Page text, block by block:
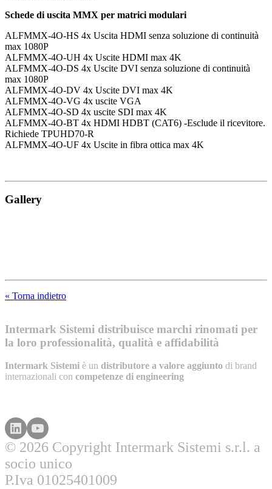
Schede di uscita MMX per matrici modulari
ALFMMX-4O-HS 4x Uscita HDMI senza soluzione di continuità
max 1080P
ALFMMX-4O-UH 4x Uscite HDMI max 4K
ALFMMX-4O-DS 4x Uscite DVI senza soluzione di continuità
max 1080P
ALFMMX-4O-DV 4x Uscite DVI max 4K
ALFMMX-4O-VG 4x uscite VGA
ALFMMX-4O-SD 4x uscite SDI max 4K
ALFMMX-4O-BT 4x HDMI HDBT (CAT6) -Esclude il ricevitore.
Richiede TPUHD70-R
ALFMMX-4O-UF 4x Uscite in fibra ottica max 4K
Gallery
« Torna indietro
Intermark Sistemi distribuisce marchi rinomati per
la loro professionalità, qualità e affidabilità
Intermark Sistemi è un distributore a valore aggiunto di brand
internazionali con competenze di engineering
© 2026 Copyright Intermark Sistemi s.r.l. a
socio unico
P.Iva 01025401009